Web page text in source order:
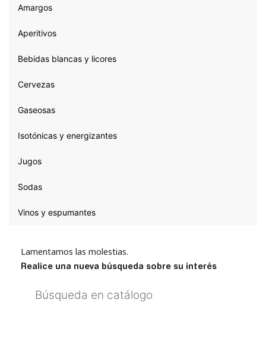
Amargos
Aperitivos
Bebidas blancas y licores
Cervezas
Gaseosas
Isotónicas y energizantes
Jugos
Sodas
Vinos y espumantes
Lamentamos las molestias.
Realice una nueva búsqueda sobre su interés